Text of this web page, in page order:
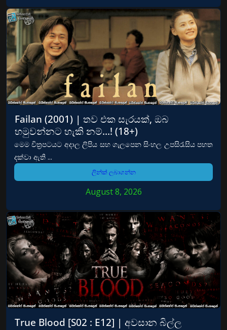
Failan (2001) | තව එක සැරයක්, ඔබ
හමුවන්නට හැකි නම්…! (18+)
මෙම චිත්‍රපටයට අදාල ලිපිය සහ ගැලපෙන සිංහල උපසිරැසිය පහත
දක්වා ඇති ...
ලින්ක් ලබාගන්න
August 8, 2026
True Blood [S02 : E12] | අවසාන බිල්ල